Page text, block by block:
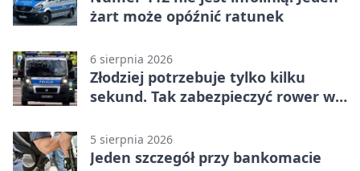
żart może opóźnić ratunek
6 sierpnia 2026
Złodziej potrzebuje tylko kilku
sekund. Tak zabezpieczyć rower w
5 sierpnia 2026
Jeden szczegół przy bankomacie